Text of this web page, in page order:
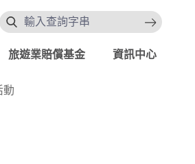
搜索
旅遊業賠償基金 資訊中心
動